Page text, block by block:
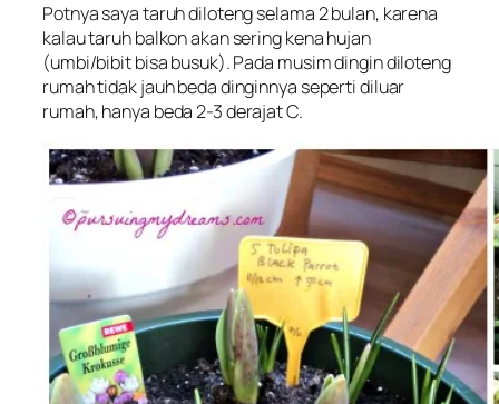
Potnya saya taruh diloteng selama 2 bulan, karena
kalau taruh balkon akan sering kena hujan
(umbi/bibit bisa busuk). Pada musim dingin diloteng
rumah tidak jauh beda dinginnya seperti diluar
rumah, hanya beda 2-3 derajat C.